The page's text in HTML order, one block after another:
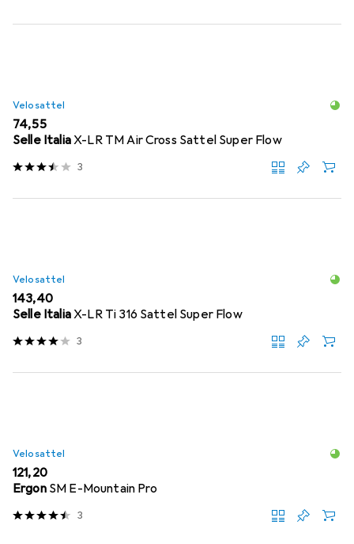
Velosattel
EUR
74,55
Selle ItaliaX-LR TM Air Cross Sattel Super Flow
3
Velosattel
EUR
143,40
Selle ItaliaX-LR Ti 316 Sattel Super Flow
3
Velosattel
EUR
121,20
Ergon SM E-Mountain Pro
3